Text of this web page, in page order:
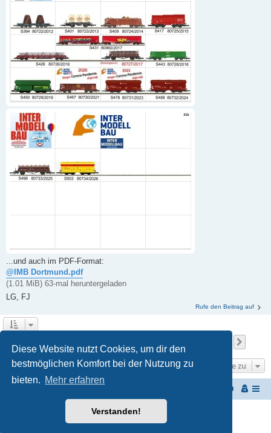
Diese Website nutzt Cookies, um dir den
bestmöglichen Komfort bei der Nutzung zu
bieten. Mehr erfahren
Verstanden!
...und auch im PDF-Format:
@IMB Dortmund.pdf
(1.01 MiB) 63-mal heruntergeladen
LG, FJ
Rufe den Beitrag auf
Gehe zu
Powered byphpBB® Forum Software © phpBB Limited
WireSys